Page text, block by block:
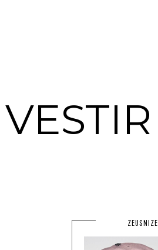
ZEUSNIZE